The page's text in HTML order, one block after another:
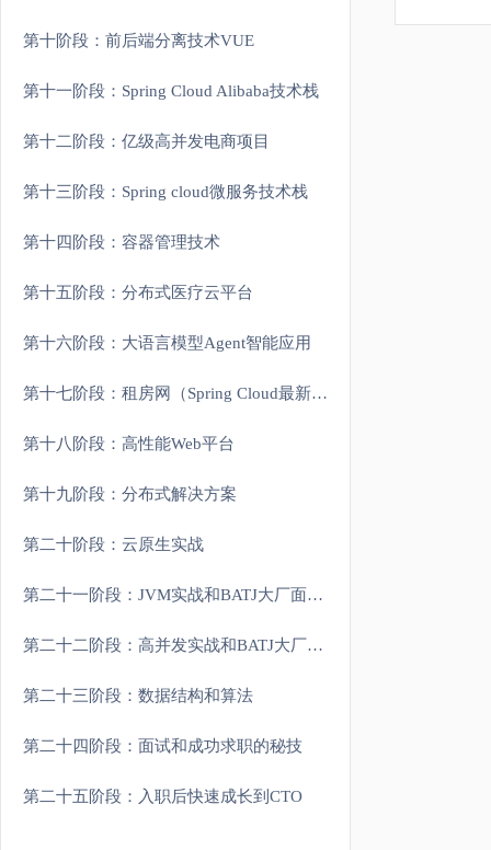
第十阶段：前后端分离技术VUE
第十一阶段：Spring Cloud Alibaba技术栈
第十二阶段：亿级高并发电商项目
第十三阶段：Spring cloud微服务技术栈
第十四阶段：容器管理技术
第十五阶段：分布式医疗云平台
第十六阶段：大语言模型Agent智能应用
第十七阶段：租房网（Spring Cloud最新架构）
第十八阶段：高性能Web平台
第十九阶段：分布式解决方案
第二十阶段：云原生实战
第二十一阶段：JVM实战和BATJ大厂面试重难点
第二十二阶段：高并发实战和BATJ大厂面试重难点
第二十三阶段：数据结构和算法
第二十四阶段：面试和成功求职的秘技
第二十五阶段：入职后快速成长到CTO